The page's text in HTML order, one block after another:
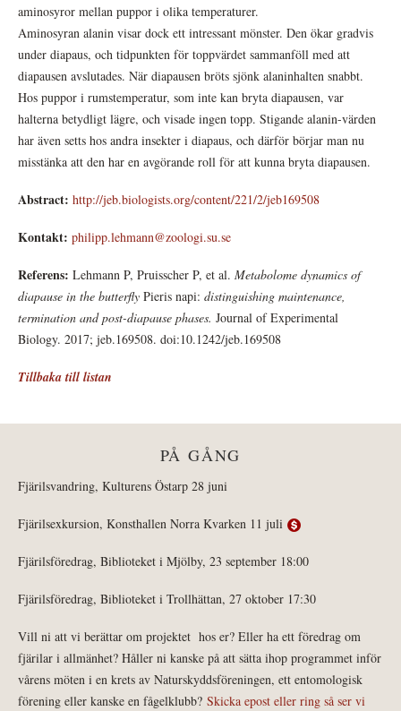
aminosyror mellan puppor i olika temperaturer.
Aminosyran alanin visar dock ett intressant mönster. Den ökar gradvis
under diapaus, och tidpunkten för toppvärdet sammanföll med att
diapausen avslutades. När diapausen bröts sjönk alaninhalten snabbt.
Hos puppor i rumstemperatur, som inte kan bryta diapausen, var
halterna betydligt lägre, och visade ingen topp. Stigande alanin-värden
har även setts hos andra insekter i diapaus, och därför börjar man nu
misstänka att den har en avgörande roll för att kunna bryta diapausen.
Abstract: http://jeb.biologists.org/content/221/2/jeb169508
Kontakt: philipp.lehmann@zoologi.su.se
Referens: Lehmann P, Pruisscher P, et al. Metabolome dynamics of
diapause in the butterfly Pieris napi: distinguishing maintenance,
termination and post-diapause phases. Journal of Experimental
Biology. 2017; jeb.169508. doi:10.1242/jeb.169508
Tillbaka till listan
PÅ GÅNG
Fjärilsvandring, Kulturens Östarp 28 juni
Fjärilsexkursion, Konsthallen Norra Kvarken 11 juli
Fjärilsföredrag, Biblioteket i Mjölby, 23 september 18:00
Fjärilsföredrag, Biblioteket i Trollhättan, 27 oktober 17:30
Vill ni att vi berättar om projektet hos er? Eller ha ett föredrag om
fjärilar i allmänhet? Håller ni kanske på att sätta ihop programmet inför
vårens möten i en krets av Naturskyddsföreningen, ett entomologisk
förening eller kanske en fågelklubb? Skicka epost eller ring så ser vi